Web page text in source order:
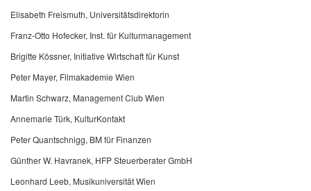
Elisabeth Freismuth, Universitätsdirektorin
Franz-Otto Hofecker, Inst. für Kulturmanagement
Brigitte Kössner, Initiative Wirtschaft für Kunst
Peter Mayer, Filmakademie Wien
Martin Schwarz, Management Club Wien
Annemarie Türk, KulturKontakt
Peter Quantschnigg, BM für Finanzen
Günther W. Havranek, HFP Steuerberater GmbH
Leonhard Leeb, Musikuniversität Wien